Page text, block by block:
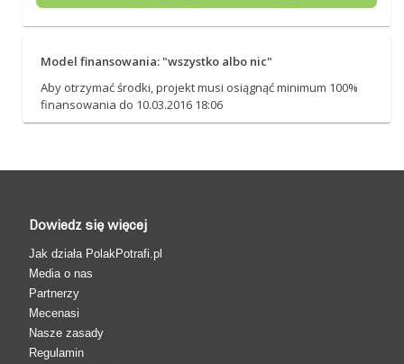
Model finansowania: "wszystko albo nic"
Aby otrzymać środki, projekt musi osiągnąć minimum 100%
finansowania do 10.03.2016 18:06
Dowiedz się więcej
Jak działa PolakPotrafi.pl
Media o nas
Partnerzy
Mecenasi
Nasze zasady
Regulamin